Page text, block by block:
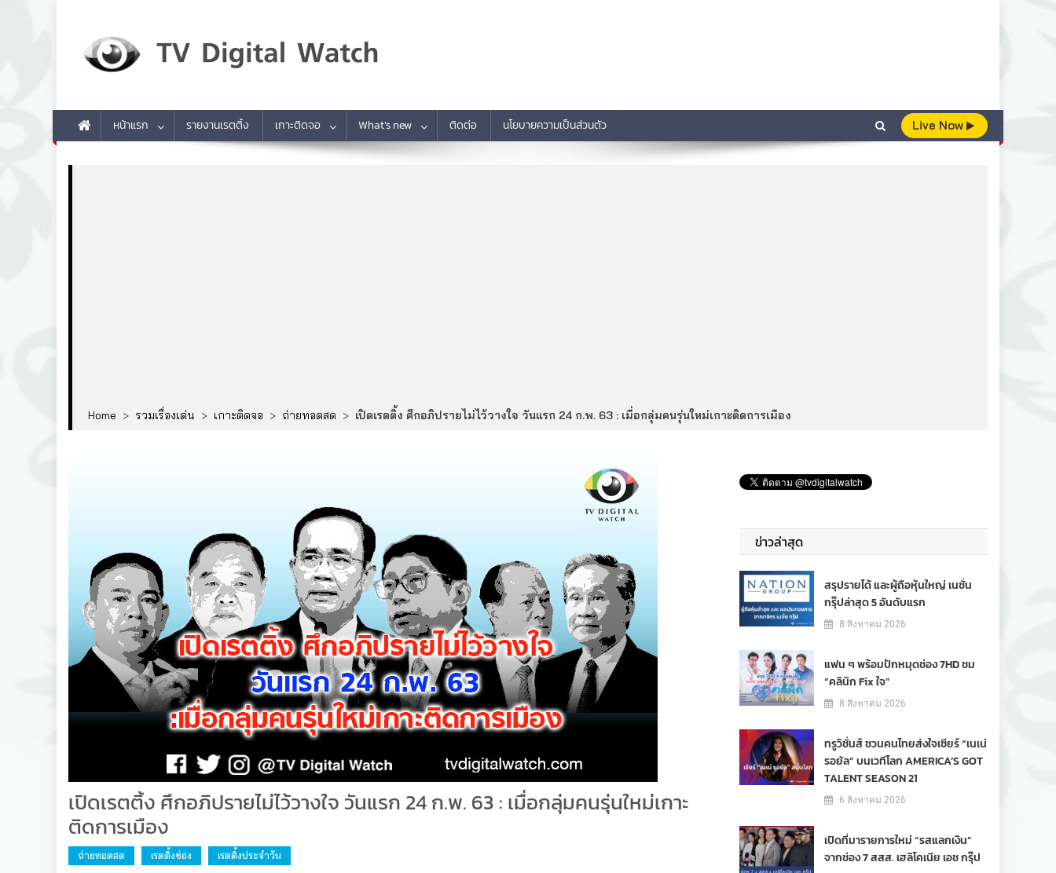
หน้าแรก รายงานเรตติ้ง เกาะติดจอ What’s new ติดต่อ นโยบายความเป็นส่วนตัว Live Now
Home > รวมเรื่องเด่น > เกาะติดจอ > ถ่ายทอดสด > เปิดเรตติ้ง ศึกอภิปรายไม่ไว้วางใจ วันแรก 24 ก.พ. 63 : เมื่อกลุ่มคนรุ่นใหม่เกาะติดการเมือง
เปิดเรตติ้ง ศึกอภิปรายไม่ไว้วางใจ วันแรก 24 ก.พ. 63 : เมื่อกลุ่มคนรุ่นใหม่เกาะ
ติดการเมือง
ถ่ายทอดสด เรตติ้งช่อง เรตติ้งประจำวัน
ข่าวล่าสุด
สรุปรายได้ และผู้ถือหุ้นใหญ่ เนชั่น
กรุ๊ปล่าสุด 5 อันดับแรก
8 สิงหาคม 2026
แฟน ๆ พร้อมปักหมุดช่อง 7HD ชม
“คลินิก Fix ใจ”
8 สิงหาคม 2026
ทรูวิชั่นส์ ชวนคนไทยส่งใจเชียร์ “เนเน่
รอยัล” บนเวทีโลก AMERICA’S GOT
TALENT SEASON 21
6 สิงหาคม 2026
เปิดที่มารายการใหม่ “รสแลกเงิน”
จากช่อง 7 สสส. เฮลิโคเนีย เอช กรุ๊ป